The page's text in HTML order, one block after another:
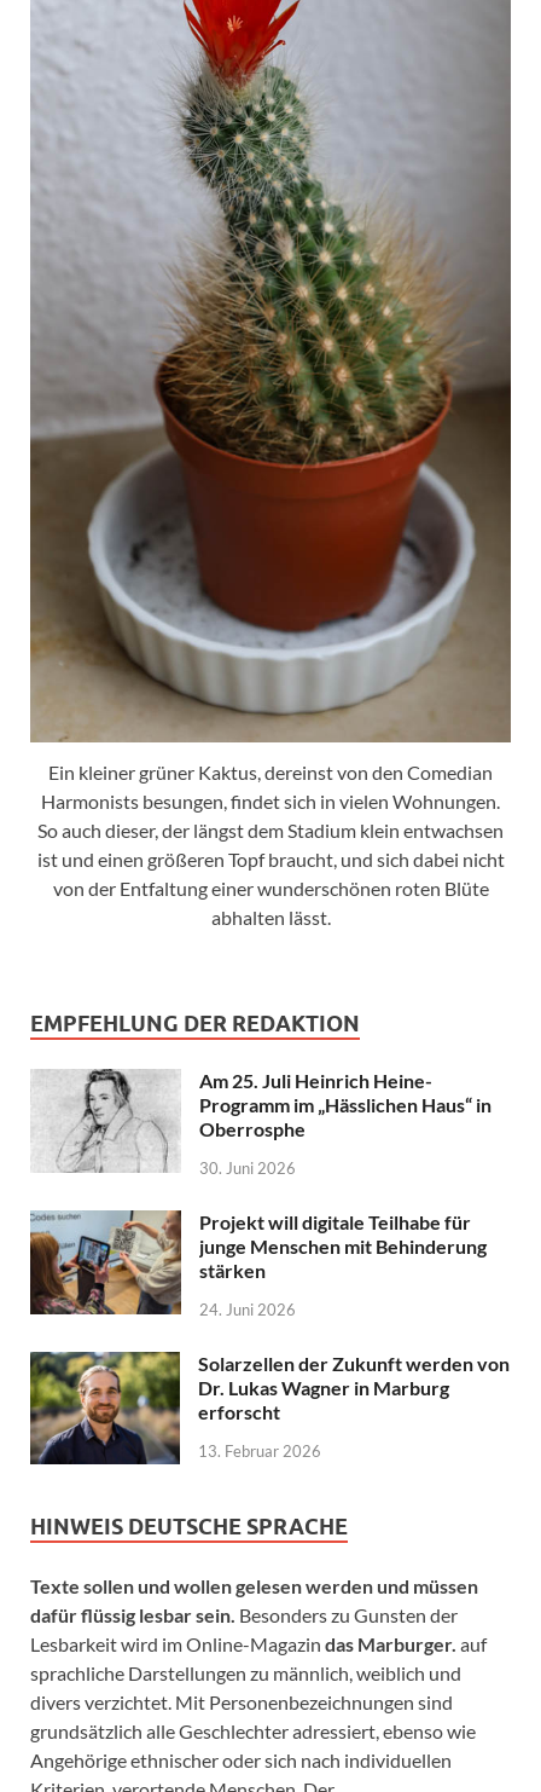
Ein kleiner grüner Kaktus, dereinst von den Comedian
Harmonists besungen, findet sich in vielen Wohnungen.
So auch dieser, der längst dem Stadium klein entwachsen
ist und einen größeren Topf braucht, und sich dabei nicht
von der Entfaltung einer wunderschönen roten Blüte
abhalten lässt.
EMPFEHLUNG DER REDAKTION
Am 25. Juli Heinrich Heine-
Programm im „Hässlichen Haus“ in
Oberrosphe
30. Juni 2026
Projekt will digitale Teilhabe für
junge Menschen mit Behinderung
stärken
24. Juni 2026
Solarzellen der Zukunft werden von
Dr. Lukas Wagner in Marburg
erforscht
13. Februar 2026
HINWEIS DEUTSCHE SPRACHE
Texte sollen und wollen gelesen werden und müssen
dafür flüssig lesbar sein. Besonders zu Gunsten der
Lesbarkeit wird im Online-Magazin das Marburger. auf
sprachliche Darstellungen zu männlich, weiblich und
divers verzichtet. Mit Personenbezeichnungen sind
grundsätzlich alle Geschlechter adressiert, ebenso wie
Angehörige ethnischer oder sich nach individuellen